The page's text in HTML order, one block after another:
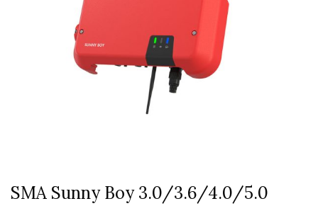
SMA Sunny Boy 3.0/3.6/4.0/5.0